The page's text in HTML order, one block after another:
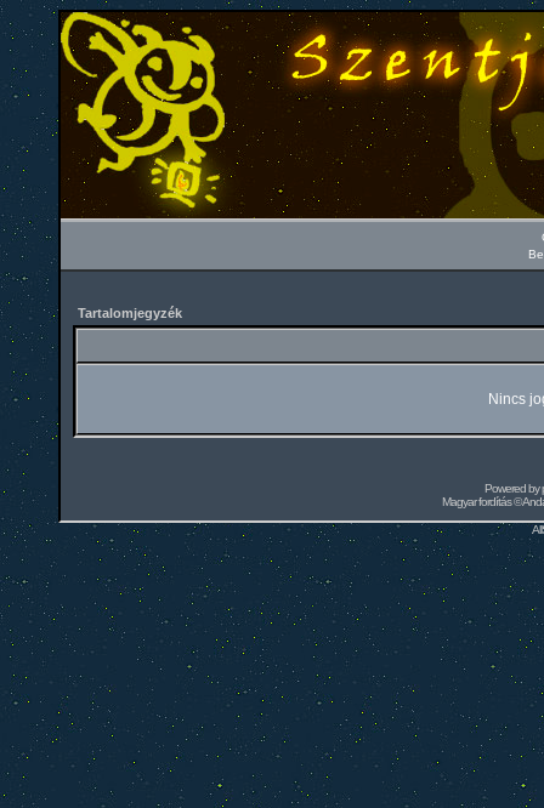
Tartalomjegyzék
Nincs
Powered by
Magyar fordítás ©